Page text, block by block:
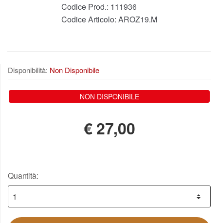
Codice Prod.: 111936
Codice Articolo: AROZ19.M
Disponibilità: Non Disponibile
NON DISPONIBILE
€27,00
Quantità: